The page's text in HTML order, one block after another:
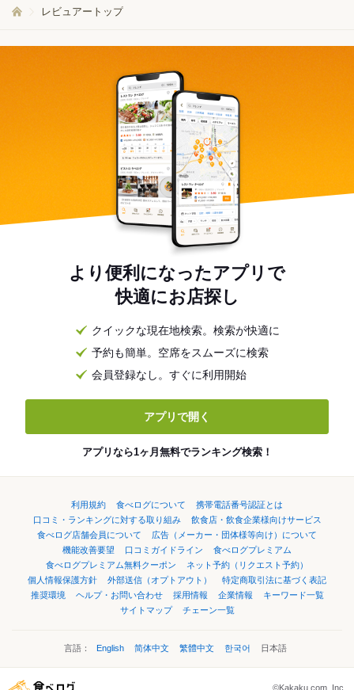
レビュアートップ
より便利になったアプリで
快適にお店探し
クイックな現在地検索。検索が快適に
予約も簡単。空席をスムーズに検索
会員登録なし。すぐに利用開始
アプリで開く
アプリなら1ヶ月無料でランキング検索！
利用規約 食べログについて
携帯電話番号認証とは
口コミ・ランキングに対する取り組み
飲食店・飲食企業様向けサービス
食べログ店舗会員について
広告（メーカー・団体様等向け）について
機能改善要望
口コミガイドライン
食べログプレミアム
食べログプレミアム無料クーポン
ネット予約（リクエスト予約）
個人情報保護方針
外部送信（オプトアウト）
特定商取引法に基づく表記
推奨環境
ヘルプ・お問い合わせ 採用情報 企業情報
キーワード一覧
サイトマップ
チェーン一覧
言語： English 简体中文 繁體中文 한국어 日本語
©Kakaku.com, Inc.